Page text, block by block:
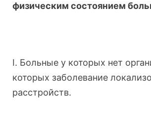
физическим состоянием
I. Больные у которых нет
которых заболевание
расстройств.